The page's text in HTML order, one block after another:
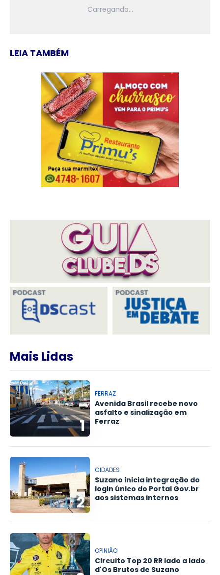
LEIA TAMBÉM
Mais Lidas
1
FERRAZ
Avenida Brasil recebe novo
asfalto e sinalização em
Ferraz
2
CIDADES
Suzano inicia integração do
login único do Portal Gov.br
aos sistemas internos
OPINIÃO
Circuito Top 20 RR lado a lado
d'Os Brutos de Suzano